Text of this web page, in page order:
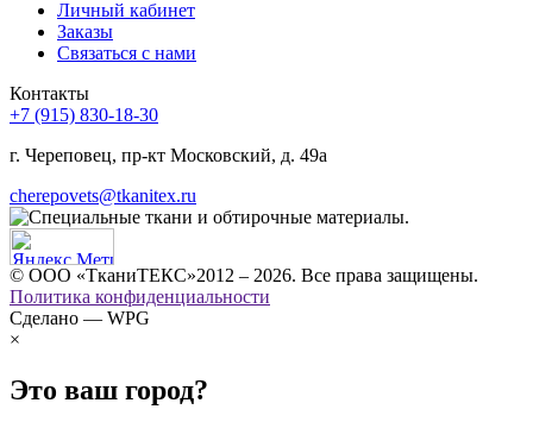
Личный кабинет
Заказы
Связаться с нами
Контакты
+7 (915) 830-18-30
г. Череповец, пр-кт Московский, д. 49а
cherepovets@tkanitex.ru
© ООО «ТканиТЕКС»2012 – 2026. Все права защищены.
Политика конфиденциальности
Сделано — WPG
×
Это ваш город?